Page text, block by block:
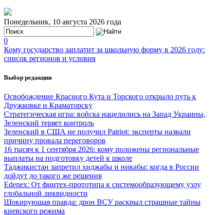
Понедельник, 10 августа 2026 года
0
Кому государство заплатит за школьную форму в 2026 году:
список регионов и условия
Выбор редакции
Освобождение Красного Кута и Торского открыло путь к
Дружковке и Краматорску
Стратегическая игра: войска нацелились на Запад Украины,
Зеленский теряет контроль
Зеленский в США не получил Patriot: эксперты назвали
причину провала переговоров
16 тысяч к 1 сентября 2026: кому положены региональные
выплаты на подготовку детей к школе
Таджикистан запретил хиджабы и никабы: когда в России
дойдут до такого же решения
Edenex: От финтех-прототипа к системообразующему узлу
глобальной ликвидности
Шокирующая правда: дрон ВСУ раскрыл страшные тайны
киевского режима